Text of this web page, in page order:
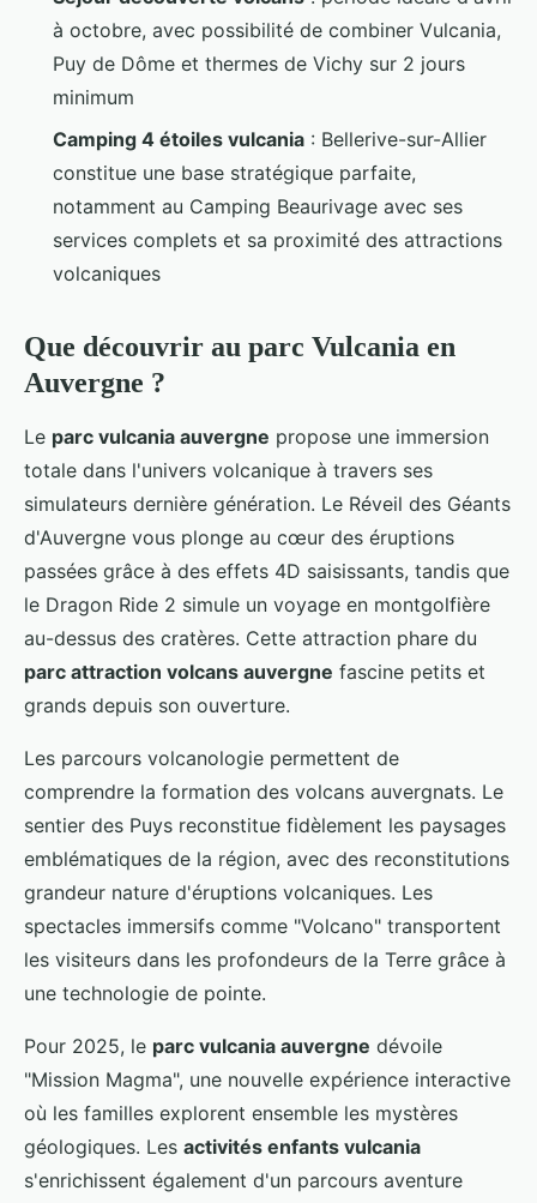
à octobre, avec possibilité de combiner Vulcania,
Puy de Dôme et thermes de Vichy sur 2 jours
minimum
Camping 4 étoiles vulcania : Bellerive-sur-Allier
constitue une base stratégique parfaite,
notamment au Camping Beaurivage avec ses
services complets et sa proximité des attractions
volcaniques
Que découvrir au parc Vulcania en
Auvergne ?
Le parc vulcania auvergne propose une immersion
totale dans l'univers volcanique à travers ses
simulateurs dernière génération. Le Réveil des Géants
d'Auvergne vous plonge au cœur des éruptions
passées grâce à des effets 4D saisissants, tandis que
le Dragon Ride 2 simule un voyage en montgolfière
au-dessus des cratères. Cette attraction phare du
parc attraction volcans auvergne fascine petits et
grands depuis son ouverture.
Les parcours volcanologie permettent de
comprendre la formation des volcans auvergnats. Le
sentier des Puys reconstitue fidèlement les paysages
emblématiques de la région, avec des reconstitutions
grandeur nature d'éruptions volcaniques. Les
spectacles immersifs comme "Volcano" transportent
les visiteurs dans les profondeurs de la Terre grâce à
une technologie de pointe.
Pour 2025, le parc vulcania auvergne dévoile
"Mission Magma", une nouvelle expérience interactive
où les familles explorent ensemble les mystères
géologiques. Les activités enfants vulcania
s'enrichissent également d'un parcours aventure